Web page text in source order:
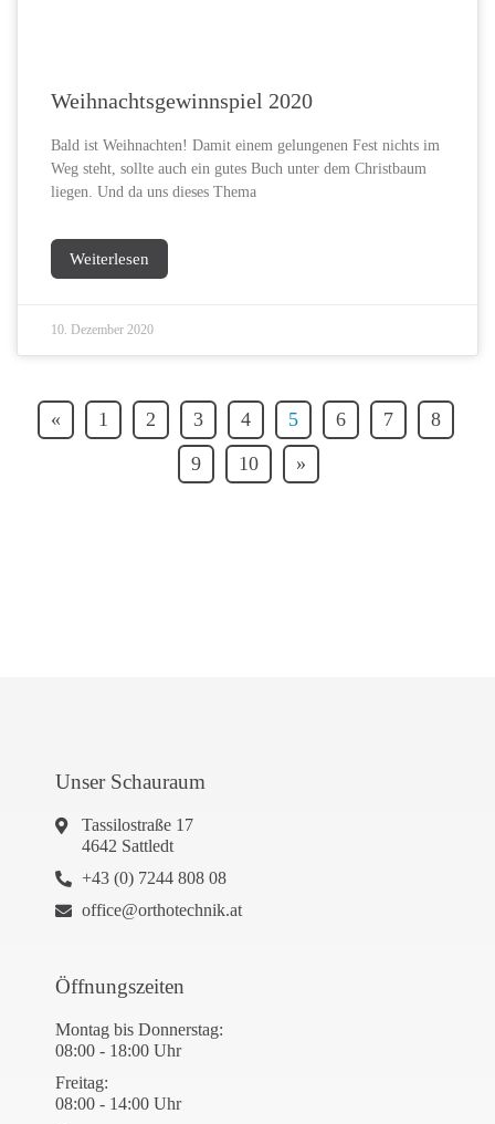
Weihnachtsgewinnspiel 2020
Bald ist Weihnachten! Damit einem gelungenen Fest nichts im
Weg steht, sollte auch ein gutes Buch unter dem Christbaum
liegen. Und da uns dieses Thema
Weiterlesen
10. Dezember 2020
« 1 2 3 4 5 6 7
8
9
10 »
Unser Schauraum
Tassilostraße 17
4642 Sattledt
+43 (0) 7244 808 08
office@orthotechnik.at
Öffnungszeiten
Montag bis Donnerstag:
08:00 - 18:00 Uhr
Freitag:
08:00 - 14:00 Uhr